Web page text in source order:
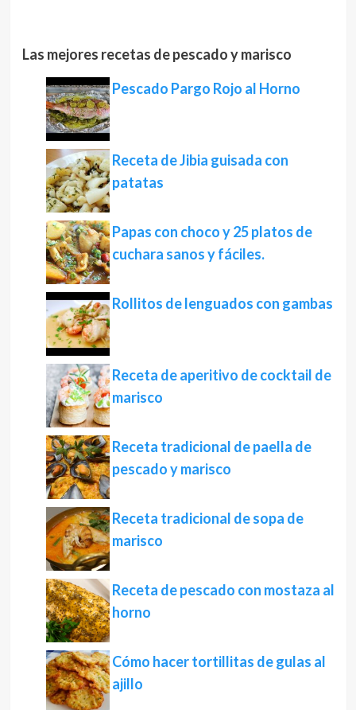
Las mejores recetas de pescado y marisco
Pescado Pargo Rojo al Horno
Receta de Jibia guisada con
patatas
Papas con choco y 25 platos de
cuchara sanos y fáciles.
Rollitos de lenguados con gambas
Receta de aperitivo de cocktail de
marisco
Receta tradicional de paella de
pescado y marisco
Receta tradicional de sopa de
marisco
Receta de pescado con mostaza al
horno
Cómo hacer tortillitas de gulas al
ajillo